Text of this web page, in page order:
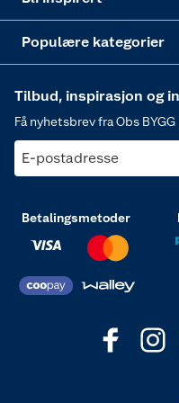
Populære kategorier
Tilbud, inspirasjon og
Få nyhetsbrev fra Obs BYGG
E-postadresse
Betalingsmetoder